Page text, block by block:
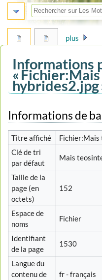
Informations
«
hybrides2.jpg
Aller
à
la
navigation
Aller
à
la
recherche
Informations de
Titre affiché
Fichier:Mais
Clé de tri
par défaut
Mais
Taille de la
page (en
octets)
152
Espace de
noms
Fichier
Identifiant
de la page
1530
Langue du
contenu de
fr - français
plus